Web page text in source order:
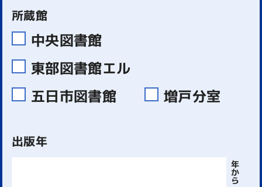
所蔵館
中央図書館
東部図書館エル
五日市図書館
増戸分室
出版年
年
か
ら